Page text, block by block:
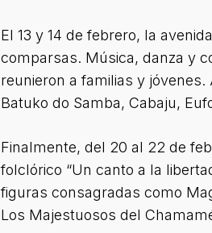
El 13 y 14 de febrero, la
comparsas. Música, danza y
reunieron a familias y
Batuko do Samba, Cabaju,
Finalmente, del 20 al 22 de
folclórico “Un canto a la
figuras consagradas como
Los Majestuosos del